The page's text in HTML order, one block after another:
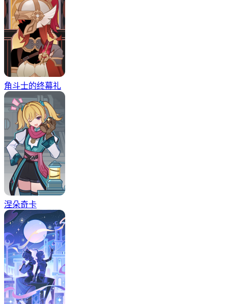
角斗士的终幕礼
涅朵奇卡